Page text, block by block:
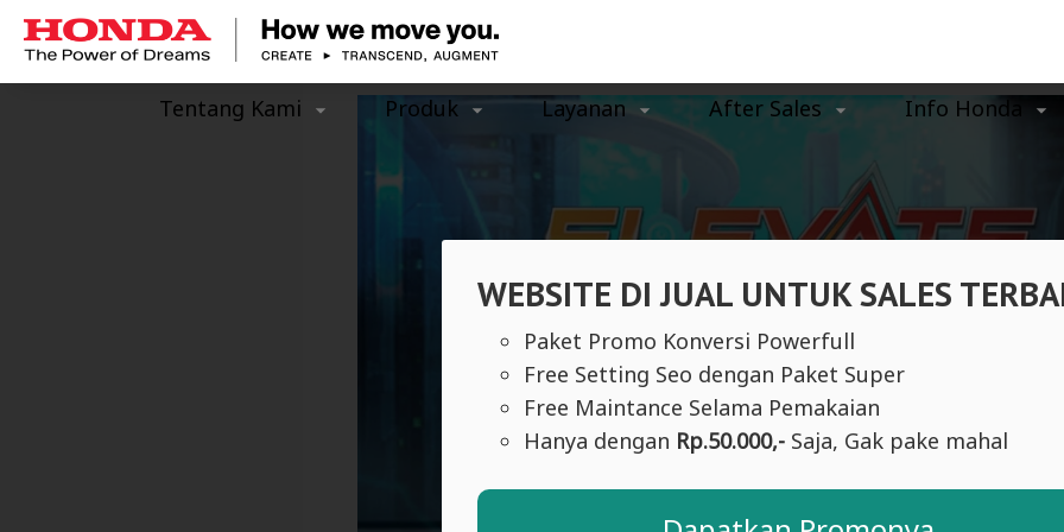
WEBSITE DI JUAL UNTUK SALES
Paket Promo Konversi Powerfull
Free Setting Seo dengan Paket Super
Free Maintance Selama Pemakaian
Hanya dengan Rp.50.000,-Saja, Gak pake mahal
Tentang Kami Produk Layanan After Sales Info Honda